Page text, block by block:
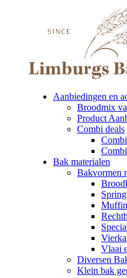
Aanbiedingen en
Broodmix
Product
Combi deals
Bak materialen
Bakvormen
Vlaai
Diversen
Klein bak